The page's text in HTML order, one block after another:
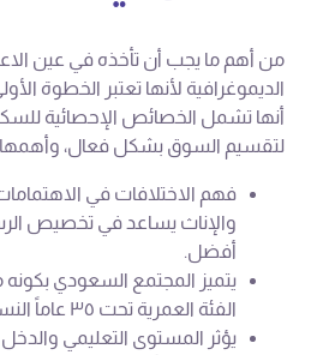
من أهم ما يجب أن تأخذه في عين
الديموغرافية لأنها تعتبر الخطوة
أنها تشمل الخصائص الإحصائية
لتقسيم السوق بشكل فعال، وأهمها
فهم الاختلافات في
والإناث يساعد في تخصيص
أفضل.
يتميز المجتمع السعودي
الفئة العمرية تحت ٣٥ عاماً النسبة الأكبر من السكان.
يؤثر المستوى التعليمي